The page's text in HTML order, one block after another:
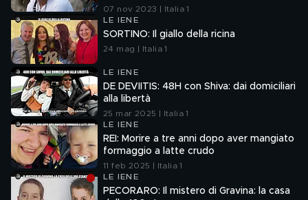
07 nov 2023 | Italia 1
LE IENE
SORTINO: Il giallo della ricina
24 mag | Italia 1
LE IENE
DE DEVIITIS: 48H con Shiva: dai domiciliari
alla libertà
25 mar 2025 | Italia 1
LE IENE
REI: Morire a tre anni dopo aver mangiato
formaggio a latte crudo
11 feb 2025 | Italia 1
LE IENE
PECORARO: Il mistero di Gravina: la casa